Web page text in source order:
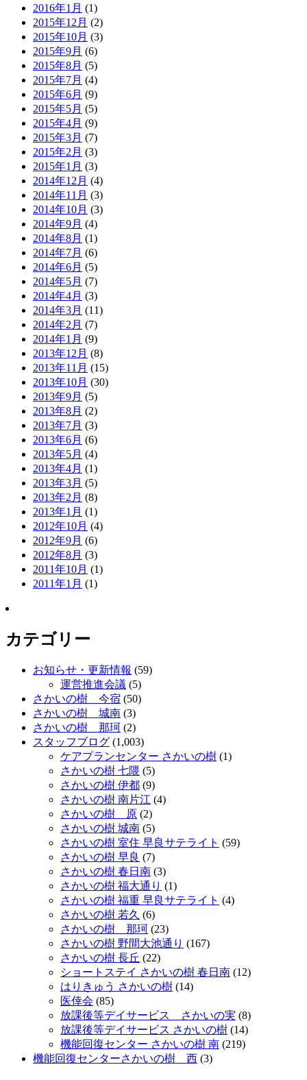
2016年1月 (1)
2015年12月 (2)
2015年10月 (3)
2015年9月 (6)
2015年8月 (5)
2015年7月 (4)
2015年6月 (9)
2015年5月 (5)
2015年4月 (9)
2015年3月 (7)
2015年2月 (3)
2015年1月 (3)
2014年12月 (4)
2014年11月 (3)
2014年10月 (3)
2014年9月 (4)
2014年8月 (1)
2014年7月 (6)
2014年6月 (5)
2014年5月 (7)
2014年4月 (3)
2014年3月 (11)
2014年2月 (7)
2014年1月 (9)
2013年12月 (8)
2013年11月 (15)
2013年10月 (30)
2013年9月 (5)
2013年8月 (2)
2013年7月 (3)
2013年6月 (6)
2013年5月 (4)
2013年4月 (1)
2013年3月 (5)
2013年2月 (8)
2013年1月 (1)
2012年10月 (4)
2012年9月 (6)
2012年8月 (3)
2011年10月 (1)
2011年1月 (1)
カテゴリー
お知らせ・更新情報 (59)
運営推進会議 (5)
さかいの樹 今宿 (50)
さかいの樹 城南 (3)
さかいの樹 那珂 (2)
スタッフブログ (1,003)
ケアプランセンター さかいの樹 (1)
さかいの樹 七隈 (5)
さかいの樹 伊都 (9)
さかいの樹 南片江 (4)
さかいの樹 原 (2)
さかいの樹 城南 (5)
さかいの樹 室住 早良サテライト (59)
さかいの樹 早良 (7)
さかいの樹 春日南 (3)
さかいの樹 福大通り (1)
さかいの樹 福重 早良サテライト (4)
さかいの樹 若久 (6)
さかいの樹 那珂 (23)
さかいの樹 野間大池通り (167)
さかいの樹 長丘 (22)
ショートステイ さかいの樹 春日南 (12)
はりきゅう さかいの樹 (14)
医倖会 (85)
放課後等デイサービス さかいの実 (8)
放課後等デイサービス さかいの樹 (14)
機能回復センター さかいの樹 南 (219)
機能回復センターさかいの樹 西 (3)